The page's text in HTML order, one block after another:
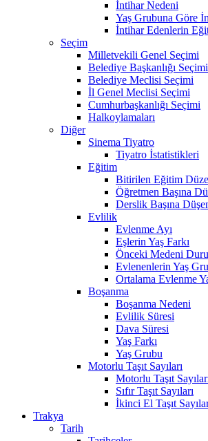
İntihar Nedeni
Yaş Grubuna Göre
İntihar Edenlerin
Seçim
Milletvekili Genel Seçimi
Belediye Başkanlığı Seçimi
Belediye Meclisi Seçimi
İl Genel Meclisi Seçimi
Cumhurbaşkanlığı Seçimi
Halkoylamaları
Diğer
Sinema Tiyatro
Tiyatro İstatistikleri
Eğitim
Bitirilen Eğitim
Öğretmen Başına
Derslik Başına
Evlilik
Evlenme Ayı
Eşlerin Yaş Farkı
Önceki Medeni
Evlenenlerin Yaş
Ortalama Evlenme
Boşanma
Boşanma Nedeni
Evlilik Süresi
Dava Süresi
Yaş Farkı
Yaş Grubu
Motorlu Taşıt Sayıları
Motorlu Taşıt
Sıfır Taşıt Sayıları
İkinci El Taşıt
Trakya
Tarih